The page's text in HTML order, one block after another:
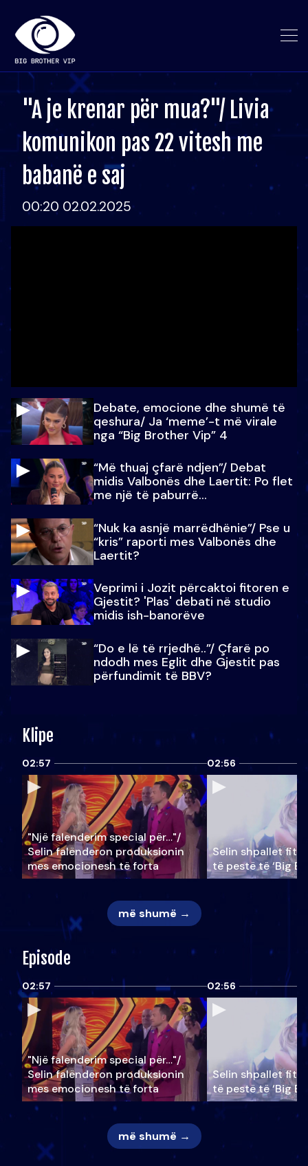
"A je krenar për mua?"/ Livia
komunikon pas 22 vitesh me
babanë e saj
00:20 02.02.2025
Debate, emocione dhe shumë të
qeshura/ Ja ‘meme’-t më virale
nga “Big Brother Vip” 4
“Më thuaj çfarë ndjen”/ Debat
midis Valbonës dhe Laertit: Po flet
me një të paburrë...
“Nuk ka asnjë marrëdhënie”/ Pse u
“kris” raporti mes Valbonës dhe
Laertit?
Veprimi i Jozit përcaktoi fitoren e
Gjestit? 'Plas' debati në studio
midis ish-banorëve
“Do e lë të rrjedhë..”/ Çfarë po
ndodh mes Eglit dhe Gjestit pas
përfundimit të BBV?
Klipe
02:57
"Një falenderim special për…"/
Selin falënderon produksionin
mes emocionesh të forta
02:56
Selin shpallet
të pestë të ‘Big
më shumë →
Episode
02:57
"Një falenderim special për…"/
Selin falënderon produksionin
mes emocionesh të forta
02:56
Selin shpallet
të pestë të ‘Big
më shumë →